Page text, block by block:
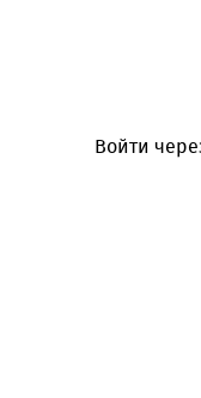
Войти